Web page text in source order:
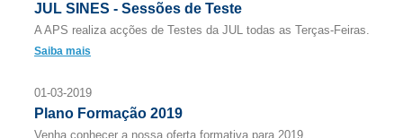
JUL SINES - Sessões de Teste
A APS realiza acções de Testes da JUL todas as Terças-Feiras.
Saiba mais
01-03-2019
Plano Formação 2019
Venha conhecer a nossa oferta formativa para 2019.